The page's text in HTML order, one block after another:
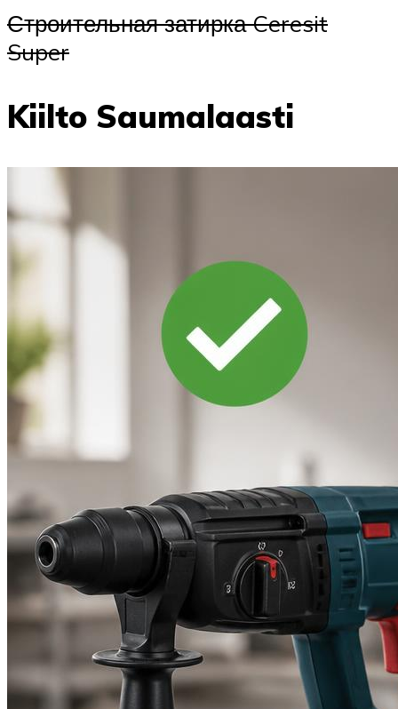
Строительная затирка Ceresit
Super
Kiilto Saumalaasti